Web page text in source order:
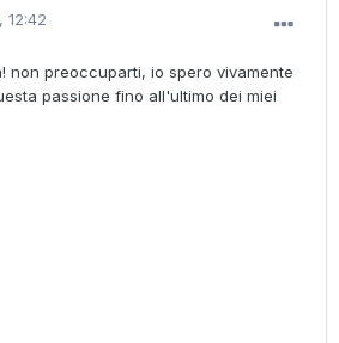
12:42
non preoccuparti, io spero vivamente
passione fino all'ultimo dei miei